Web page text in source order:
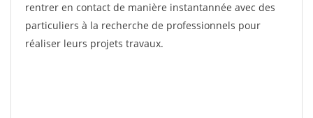
rentrer en contact de manière instantannée avec des
particuliers à la recherche de professionnels pour
réaliser leurs projets travaux.